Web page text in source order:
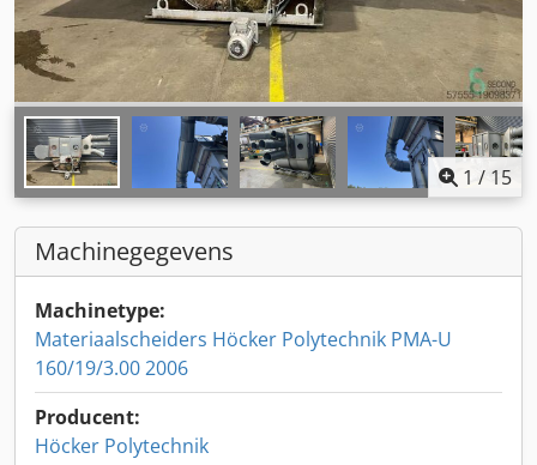
1 / 15
Machinegegevens
Machinetype:
Materiaalscheiders Höcker Polytechnik PMA-U
160/19/3.00 2006
Producent:
Höcker Polytechnik